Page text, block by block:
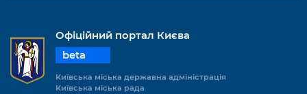
Офіційний портал Києва
beta
Київська міська державна адміністрація
Київська міська рада